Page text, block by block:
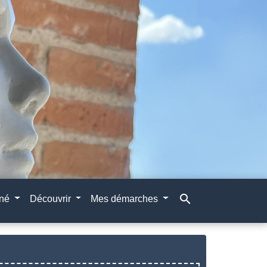
Découvrir Mes démarches search